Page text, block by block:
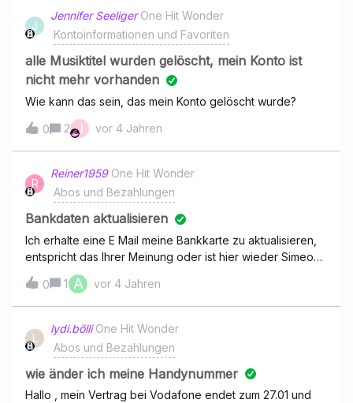
J
Jennifer Seeliger One Hit Wonder
Kontoinformationen und Favoriten
alle Musiktitel wurden gelöscht, mein Konto ist
nicht mehr vorhanden
Wie kann das sein, das mein Konto gelöscht wurde?
0 2 J vor 4 Jahren
R
Reiner1959 One Hit Wonder
Abos und Bezahlungen
Bankdaten aktualisieren
Ich erhalte eine E Mail meine Bankkarte zu aktualisieren,
entspricht das Ihrer Meinung oder ist hier wieder Simeon
Fake von Betrügern unterwegs.danke für ihre
Mitteilung Reiner Straub
0 1 A vor 4 Jahren
L
lydi.bölli One Hit Wonder
Abos und Bezahlungen
wie änder ich meine Handynummer
Hallo , mein Vertrag bei Vodafone endet zum 27.01 und